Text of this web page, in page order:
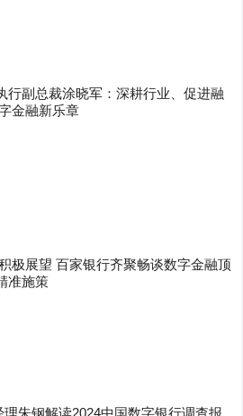
行副总裁涂晓军：深耕行业、促进融
金融新乐章
极展望 百家银行齐聚畅谈数字金融顶
准施策
理朱钢解读2024中国数字银行调查报